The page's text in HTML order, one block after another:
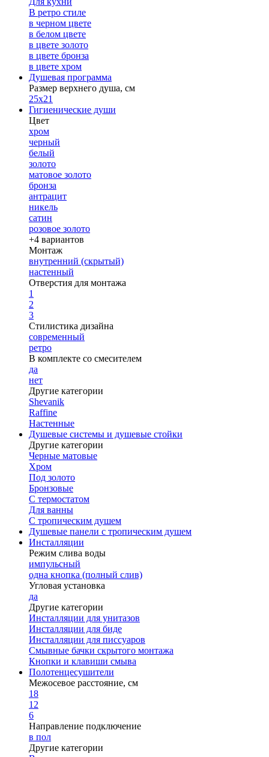
В ретро стиле
в черном цвете
в белом цвете
в цвете золото
в цвете бронза
в цвете хром
Душевая программа
Размер верхнего душа, см
25х21
Гигиенические души
Цвет
хром
черный
белый
золото
матовое золото
бронза
антрацит
никель
сатин
розовое золото
+4 вариантов
Монтаж
внутренний (скрытый)
настенный
Отверстия для монтажа
1
2
3
Стилистика дизайна
современный
ретро
В комплекте со смесителем
да
нет
Другие категории
Shevanik
Raffine
Настенные
Душевые системы и душевые стойки
Другие категории
Черные матовые
Хром
Под золото
Бронзовые
С термостатом
Для ванны
С тропическим душем
Душевые панели с тропическим душем
Инсталляции
Режим слива воды
импульсный
одна кнопка (полный слив)
Угловая установка
да
Другие категории
Инсталляции для унитазов
Инсталляции для биде
Инсталляции для писсуаров
Смывные бачки скрытого монтажа
Кнопки и клавиши смыва
Полотенцесушители
Межосевое расстояние, см
18
12
6
Направление подключение
в пол
Другие категории